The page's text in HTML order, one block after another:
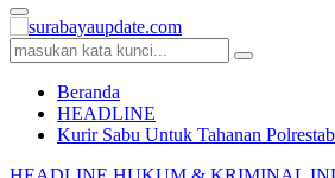
Facebook
Twitter
Youtube
Primary
Menu
Search
for:
Search
Beranda
HEADLINE
Kurir Sabu Untuk Tahanan